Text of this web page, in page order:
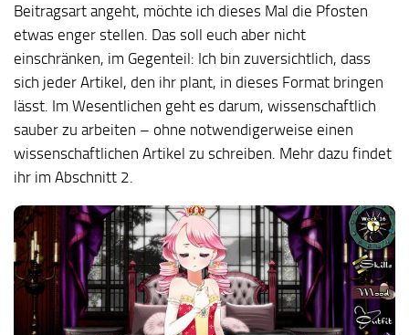
Beitragsart angeht, möchte ich dieses Mal die Pfosten
etwas enger stellen. Das soll euch aber nicht
einschränken, im Gegenteil: Ich bin zuversichtlich, dass
sich jeder Artikel, den ihr plant, in dieses Format bringen
lässt. Im Wesentlichen geht es darum, wissenschaftlich
sauber zu arbeiten – ohne notwendigerweise einen
wissenschaftlichen Artikel zu schreiben. Mehr dazu findet
ihr im Abschnitt 2.